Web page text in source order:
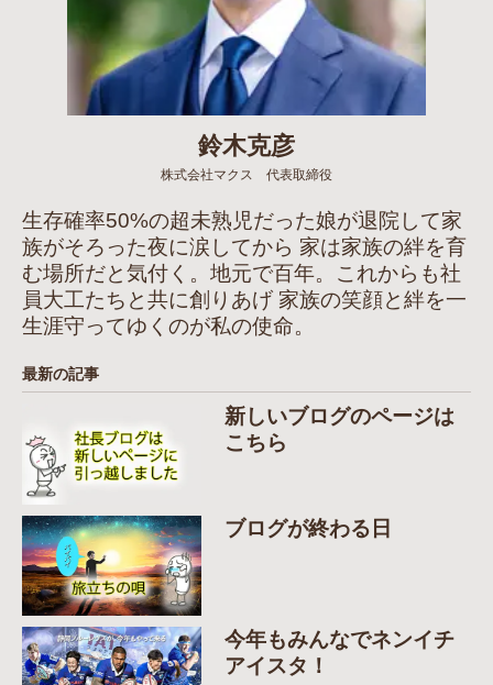
鈴木克彦
株式会社マクス 代表取締役
生存確率50%の超未熟児だった娘が退院して家
族がそろった夜に涙してから 家は家族の絆を育
む場所だと気付く。地元で百年。これからも社
員大工たちと共に創りあげ 家族の笑顔と絆を一
生涯守ってゆくのが私の使命。
最新の記事
新しいブログのページは
こちら
ブログが終わる日
今年もみんなでネンイチ
アイスタ！